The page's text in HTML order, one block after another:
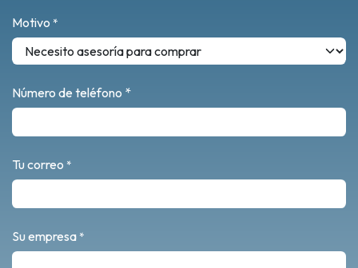
Motivo *
Número de teléfono *
Tu correo *
Su empresa *